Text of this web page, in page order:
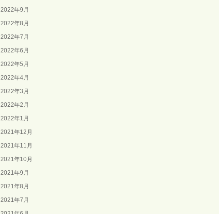
2022年9月
2022年8月
2022年7月
2022年6月
2022年5月
2022年4月
2022年3月
2022年2月
2022年1月
2021年12月
2021年11月
2021年10月
2021年9月
2021年8月
2021年7月